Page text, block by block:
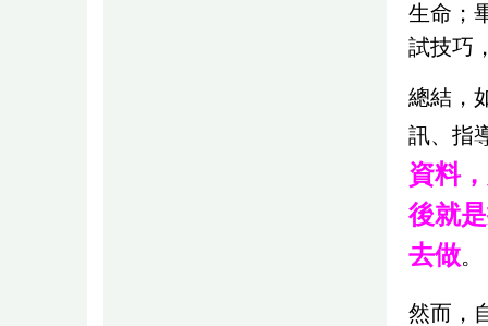
生命；
試技巧
總結，
訊、指
資料
後就
去做。
然而，